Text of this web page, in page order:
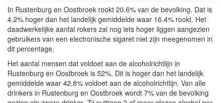
In Rustenburg en Oostbroek rookt 20.6% van de bevolking. Dat is
4.2% hoger dan het landelijk gemiddelde waar 16.4% rookt. Het
daadwerkelijke aantal rokers zal nog iets hoger liggen aangezien
gebruikers van een electronische sigaret niet zijn meegenomen in
dit percentage.
Het aantal mensen dat voldoet aan de alcoholrichtlijn in
Rustenburg en Oostbroek is 52%. Dit is hoger dan het landelijk
gemiddelde waar 42.8% voldoet aan de alcoholrichtlijn. Van alle
drinkers in Rustenburg en Oostbroek wordt 7% van de bevolking